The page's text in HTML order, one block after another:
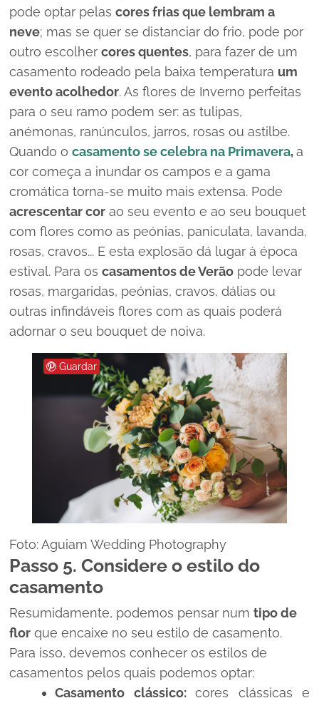
pode optar pelas cores frias que lembram a
neve; mas se quer se distanciar do frio, pode por
outro escolher cores quentes, para fazer de um
casamento rodeado pela baixa temperatura um
evento acolhedor. As flores de Inverno perfeitas
para o seu ramo podem ser: as tulipas,
anémonas, ranúnculos, jarros, rosas ou astilbe.
Quando o casamento se celebra na Primavera,a
cor começa a inundar os campos e a gama
cromática torna-se muito mais extensa. Pode
acrescentar cor ao seu evento e ao seu bouquet
com flores como as peónias, paniculata, lavanda,
rosas, cravos... E esta explosão dá lugar à época
estival. Para os casamentos de Verão pode levar
rosas, margaridas, peónias, cravos, dálias ou
outras infindáveis flores com as quais poderá
adornar o seu bouquet de noiva.
Guardar
Foto: Aguiam Wedding Photography
Passo 5. Considere o estilo do
casamento
Resumidamente, podemos pensar num tipo de
flor que encaixe no seu estilo de casamento.
Para isso, devemos conhecer os estilos de
casamentos pelos quais podemos optar:
Casamento clássico: cores clássicas e